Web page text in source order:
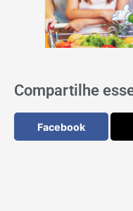
Compartilhe
Facebook